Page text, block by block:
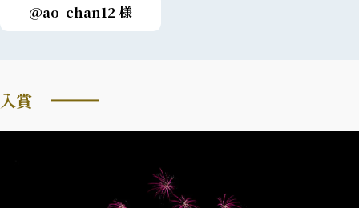
@ao_chan12 様
入賞